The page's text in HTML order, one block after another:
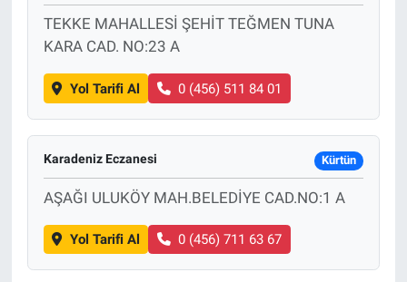
TEKKE MAHALLESİ ŞEHİT TEĞMEN TUNA
KARA CAD. NO:23 A
Yol Tarifi Al 0 (456) 511 84 01
Karadeniz Eczanesi Kürtün
AŞAĞI ULUKÖY MAH.BELEDİYE CAD.NO:1 A
Yol Tarifi Al 0 (456) 711 63 67